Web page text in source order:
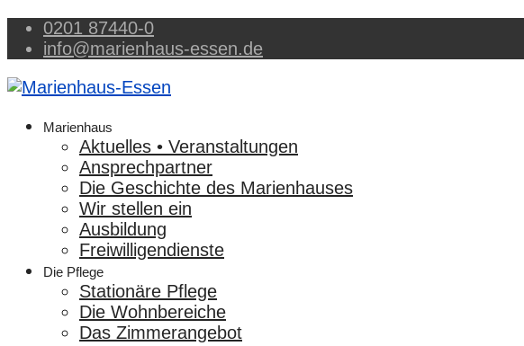
0201 87440-0
info@marienhaus-essen.de
Marienhaus
Aktuelles • Veranstaltungen
Ansprechpartner
Die Geschichte des Marienhauses
Wir stellen ein
Ausbildung
Freiwilligendienste
Die Pflege
Stationäre Pflege
Die Wohnbereiche
Das Zimmerangebot